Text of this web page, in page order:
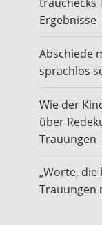
Ergebnisse
Abschiede
sprachlos
Wie der
über
Trauungen
„Worte, die
Trauungen